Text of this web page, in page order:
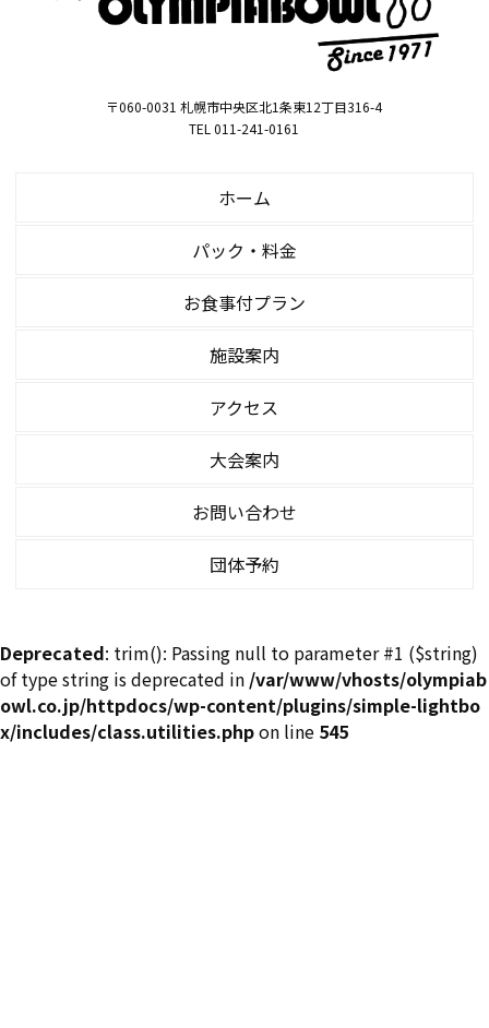
〒060-0031 札幌市中央区北1条東12丁目316-4
TEL 011-241-0161
ホーム
パック・料金
お食事付プラン
施設案内
アクセス
大会案内
お問い合わせ
団体予約
Deprecated: trim(): Passing null to parameter #1 ($string)
of type string is deprecated in /var/www/vhosts/olympiab
owl.co.jp/httpdocs/wp-content/plugins/simple-lightbo
x/includes/class.utilities.phpon line 545